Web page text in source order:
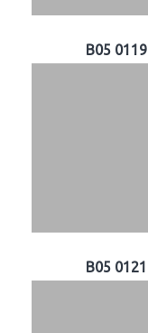
B05 0119
B05 0121